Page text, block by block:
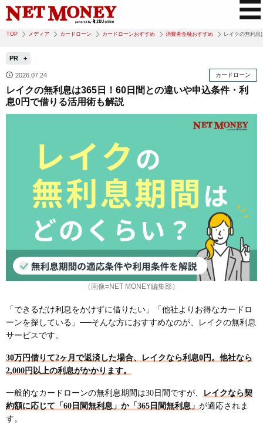
TOP メディア カードローン カードローンおすすめ 消費者金融おすすめ レイクの無利息
PR
2026.07.24 カードローン
レイクの無利息は365日！60日間との違いや申込条件・利
息0円で借りる活用術も解説
（画像=NET MONEY編集部）
「できるだけ利息をかけずに借りたい」「他社よりお得なカードロ
ーンを探している」──そんな方におすすめなのが、レイクの無利息
サービスです。
30万円借りて2ヶ月で返済した場合、レイクなら利息0円。他社なら
2,000円以上の利息がかかります。
一般的なカードローンの無利息期間は30日間ですが、
レイクなら契
約額に応じて「60日間無利息」か「365日間無利息」 が適応されま
す。